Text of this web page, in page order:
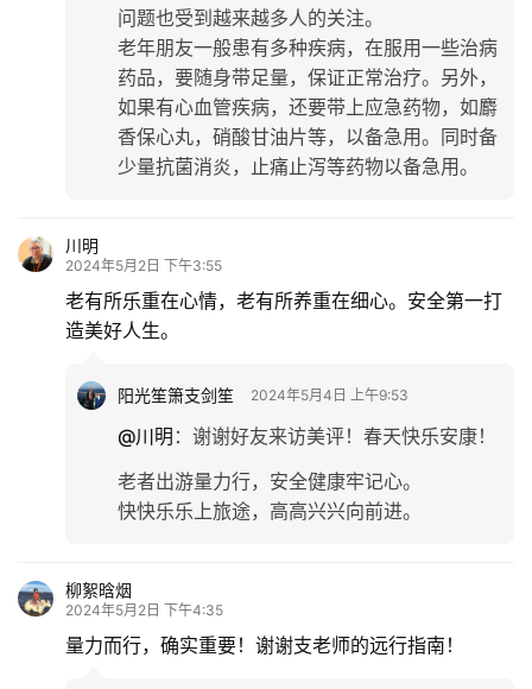
问题也受到越来越多人的关注。
老年朋友一般患有多种疾病，在服用一些治病
药品，要随身带足量，保证正常治疗。另外，
如果有心血管疾病，还要带上应急药物，如麝
香保心丸，硝酸甘油片等，以备急用。同时备
少量抗菌消炎，止痛止泻等药物以备急用。
川明
2024年5月2日 下午3:55
老有所乐重在心情，老有所养重在细心。安全第一打
造美好人生。
阳光笙箫支剑笙 2024年5月4日 上午9:53
@川明 ： 谢谢好友来访美评！春天快乐安康！
老者出游量力行，安全健康牢记心。
快快乐乐上旅途，高高兴兴向前进。
柳絮晗烟
2024年5月2日 下午4:35
量力而行，确实重要！谢谢支老师的远行指南！